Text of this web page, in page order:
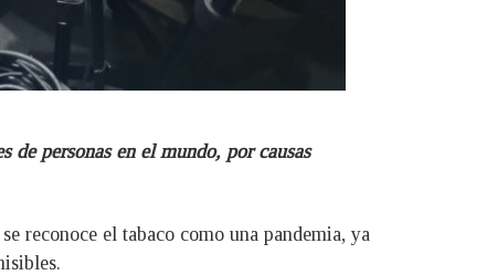
personas en el mundo, por causas
reconoce el tabaco como una pandemia, ya